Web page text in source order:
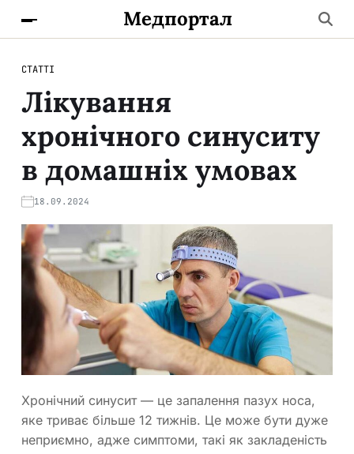
Медпортал
СТАТТІ
Лікування
хронічного синуситу
в домашніх умовах
18.09.2024
Хронічний синусит — це запалення пазух носа,
яке триває більше 12 тижнів. Це може бути дуже
неприємно, адже симптоми, такі як закладеність